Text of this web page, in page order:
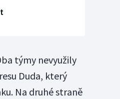
týmy nevyužily
Duda, který
Na druhé straně